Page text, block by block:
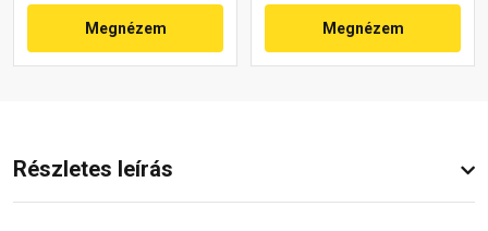
Megnézem Megnézem
Részletes leírás